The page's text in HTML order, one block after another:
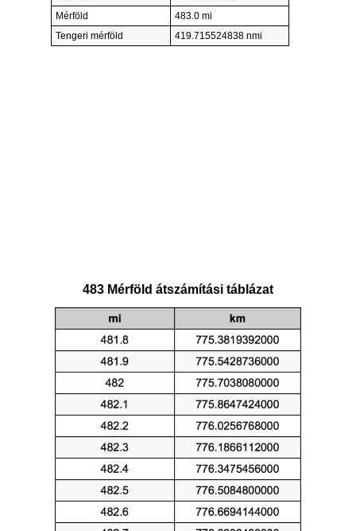
Mérföld
483.0 mi
Tengeri mérföld
419.715524838 nmi
483 Mérföld átszámítási táblázat